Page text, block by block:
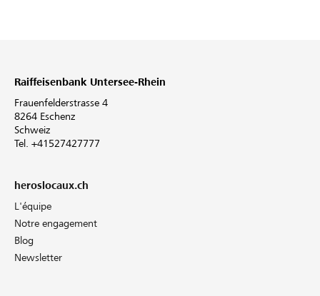
Raiffeisenbank Untersee-Rhein
Frauenfelderstrasse 4
8264 Eschenz
Schweiz
Tel. +41527427777
heroslocaux.ch
L'équipe
Notre engagement
Blog
Newsletter